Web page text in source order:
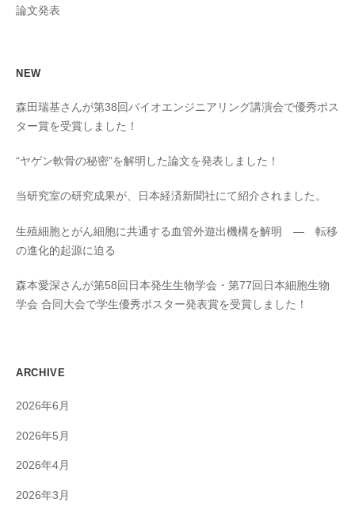
論文発表
NEW
森田瑞基さんが第38回バイオエンジニアリング講演会で優秀ポス
ター賞を受賞しました！
“ヤゲン軟⾻の秘密”を解明した論文を発表しました！
当研究室の研究成果が、日本経済新聞社にて紹介されました。
生殖細胞とがん細胞に共通する血管外遊出機構を解明 ― 転移
の進化的起源に迫る
森本愛深さんが第58回日本発生生物学会・第77回日本細胞生物
学会 合同大会で学生優秀ポスター発表賞を受賞しました！
ARCHIVE
2026年6月
2026年5月
2026年4月
2026年3月